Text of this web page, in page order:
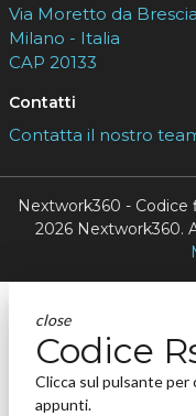
Via Moretto da
Milano - Italia
CAP 20133
Contatti
Contatta il nostro
Nextwork360 - Codice
2026 Nextwork360.
close
Codice
Clicca sul pulsante per
appunti.